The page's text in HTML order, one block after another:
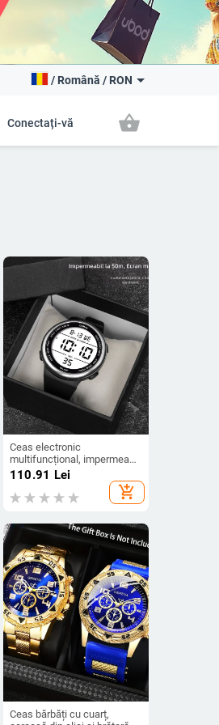
/ Română / RON
Conectați-vă shopping_basket
Ceas electronic
multifuncțional, impermeabil
50 m, cronograf, alarmă,
afișaj iluminat, ceas sport
pentru adolescenți, în stoc
110.91 Lei
add_shopping_cart
Ceas bărbăți cu cuarț,